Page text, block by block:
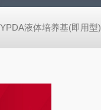
液体培养基(即用型)